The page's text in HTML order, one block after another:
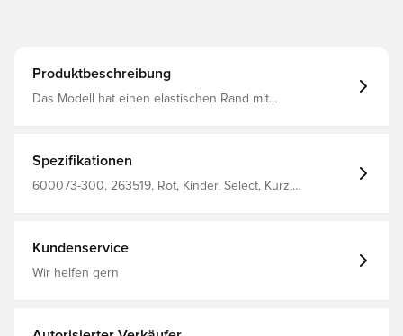
Produktbeschreibung
Das Modell hat einen elastischen Rand mit
Spezifikationen
600073-300, 263519, Rot, Kinder, Select, Kurz,
Kundenservice
Wir helfen gern